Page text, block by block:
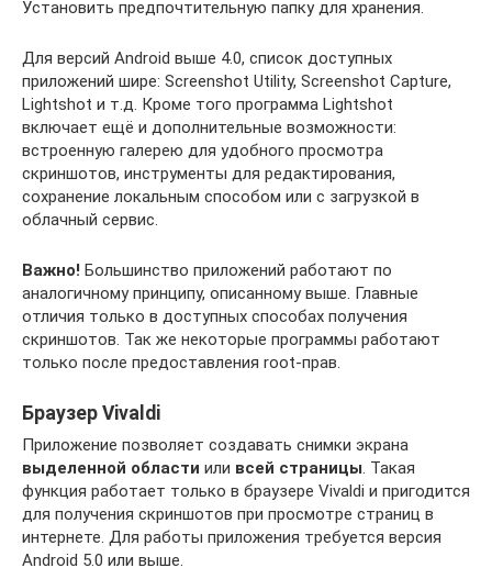
Установить предпочтительную папку для хранения.
Для версий Android выше 4.0, список доступных
приложений шире: Screenshot Utility, Screenshot Capture,
Lightshot и т.д. Кроме того программа Lightshot
включает ещё и дополнительные возможности:
встроенную галерею для удобного просмотра
скриншотов, инструменты для редактирования,
сохранение локальным способом или с загрузкой в
облачный сервис.
Важно! Большинство приложений работают по
аналогичному принципу, описанному выше. Главные
отличия только в доступных способах получения
скриншотов. Так же некоторые программы работают
только после предоставления root-прав.
Браузер Vivaldi
Приложение позволяет создавать снимки экрана
выделенной области или всей страницы. Такая
функция работает только в браузере Vivaldi и пригодится
для получения скриншотов при просмотре страниц в
интернете. Для работы приложения требуется версия
Android 5.0 или выше.